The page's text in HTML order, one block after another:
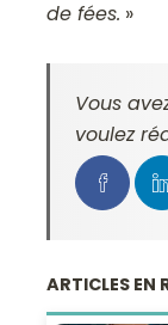
de fées. »
Vous
voulez
ARTICLES EN